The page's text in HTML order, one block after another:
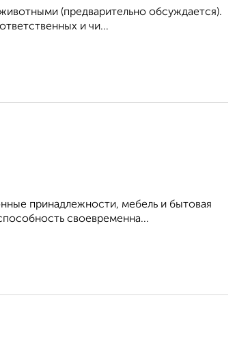
(предварительно обсуждается).
и чи...
принадлежности, мебель и бытовая
своевременна...